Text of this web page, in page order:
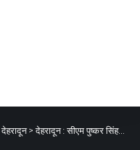
देहरादून>देहरादून : सीएम पुष्कर सिंह धामी के करीबी विश्वास डोभाल को भी हुआ डेंगू, अस्पताल में भर्ती